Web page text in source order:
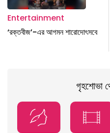
Entertainment
‘রক্তবীজ’-এর আগমন শারোদোৎসবে
গৃহশোভা